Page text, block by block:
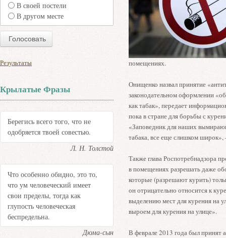
помещениях.
Онищенко назвал принятие
законодательном оформлении
как табак», передает
пока в стране для борьбы с
«Заповедник для наших
табака, все еще слишком широк»,
Также глава Роспотребнадзора
в помещениях разрешать даже
которые (разрешают курить)
он отрицательно относится к
выделению мест для курения на
выроем для курения на улице».
В феврале 2013 года был принят
В своей постели
В другом месте
Результаты
Крылатые Фразы
Берегись всего того, что не
одобряется твоей совестью.
Л. Н. Толстой
Что особенно обидно, это то,
что ум человеческий имеет
свои пределы, тогда как
глупость человеческая
беспредельна.
Дюма-сын